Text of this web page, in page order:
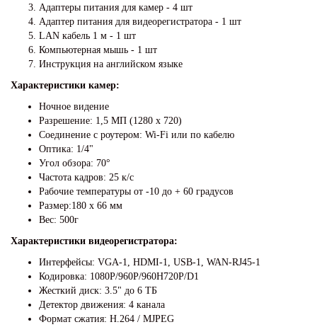
Адаптеры питания для камер - 4 шт
Адаптер питания для видеорегистратора - 1 шт
LAN кабель 1 м - 1 шт
Компьютерная мышь - 1 шт
Инструкция на английском языке
Характеристики камер:
Ночное видение
Разрешение: 1,5 МП (1280 х 720)
Соединение с роутером: Wi-Fi или по кабелю
Оптика: 1/4"
Угол обзора: 70°
Частота кадров: 25 к/с
Рабочие температуры от -10 до + 60 градусов
Размер:180 х 66 мм
Вес: 500г
Характеристики видеорегистратора:
Интерфейсы: VGA-1, HDMI-1, USB-1, WAN-RJ45-1
Кодировка: 1080P/960P/960H720P/D1
Жесткий диск: 3.5" до 6 ТБ
Детектор движения: 4 канала
Формат сжатия: H.264 / MJPEG